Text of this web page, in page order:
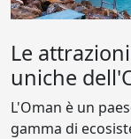
Le
uniche
L'Oman è un
gamma di